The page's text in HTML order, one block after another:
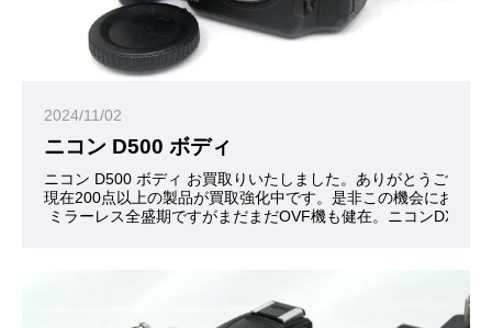
2024/11/02
ニコン D500 ボディ
ニコン D500 ボディ お買取りいたしました。ありがとうござい
現在200点以上の製品が買取強化中です。是非この機会にお問合
ミラーレス全盛期ですがまだまだOVF機も健在。ニコンDXフ